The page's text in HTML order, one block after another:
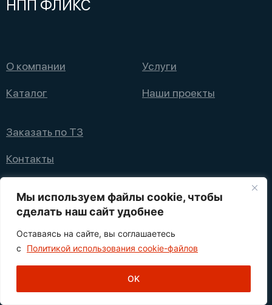
Мы используем файлы cookie, чтобы
сделать наш сайт удобнее
Оставаясь на сайте, вы соглашаетесь
с
Политикой использования cookie-файлов
OK
НПП ФЛИКС
О компании
Каталог
Услуги
Наши проекты
Заказать по ТЗ
Контакты
+7 (495) 008 08 12
info@nppfliks.ru
Политика конфиденциальности
© 2021—2025 НПП ФЛИКС